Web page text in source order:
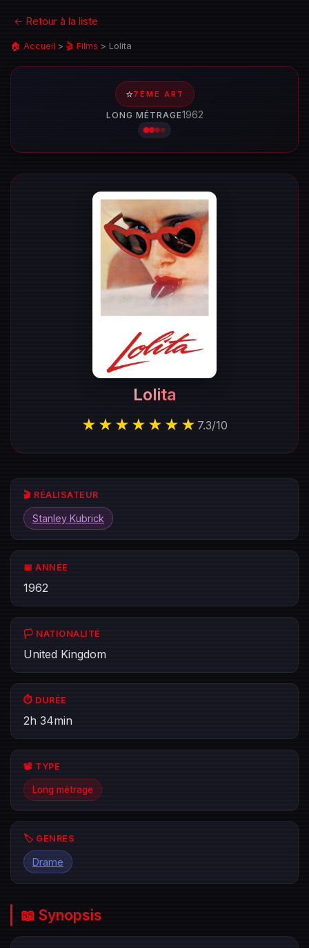
← Retour à la liste
🏠 Accueil > 🎬 Films > Lolita
⭐7ÈME ART
LONG MÉTRAGE1962
Lolita
★★★★★★★ 7.3/10
🎬 RÉALISATEUR
Stanley Kubrick
📅 ANNÉE
1962
🏳️ NATIONALITÉ
United Kingdom
⏱️ DURÉE
2h 34min
📽️ TYPE
Long métrage
🏷️ GENRES
Drame
📖 Synopsis